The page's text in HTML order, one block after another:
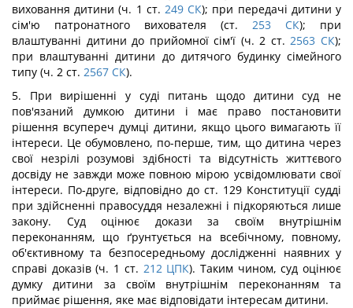
виховання дитини (ч. 1 ст. 249 СК); при передачі дитини у
сім'ю патронатного вихователя (ст. 253 СК); при
влаштуванні дитини до прийомної сім'ї (ч. 2 ст. 2563 СК);
при влаштуванні дитини до дитячого будинку сімейного
типу (ч. 2 ст. 2567 СК).
5. При вирішенні у суді питань щодо дитини суд не
пов'язаний думкою дитини і має право постановити
рішення всупереч думці дитини, якщо цього вимагають її
інтереси. Це обумовлено, по-перше, тим, що дитина через
свої незрілі розумові здібності та відсутність життєвого
досвіду не завжди може повною мірою усвідомлювати свої
інтереси. По-друге, відповідно до ст. 129 Конституції судді
при здійсненні правосуддя незалежні і підкоряються лише
закону. Суд оцінює докази за своїм внутрішнім
переконанням, що ґрунтується на всебічному, повному,
об'єктивному та безпосередньому дослідженні наявних у
справі доказів (ч. 1 ст. 212 ЦПК). Таким чином, суд оцінює
думку дитини за своїм внутрішнім переконанням та
приймає рішення, яке має відповідати інтересам дитини.